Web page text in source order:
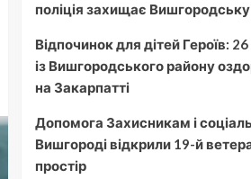
поліція захищає
Відпочинок для дітей Героїв:
із Вишгородського району
на Закарпатті
Допомога Захисникам і
Вишгороді відкрили 19-й
простір